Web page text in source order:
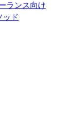
ランス向け
ッド